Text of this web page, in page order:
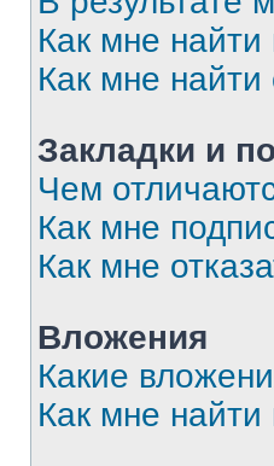
Как мне
Как мне
Закладки и
Чем
Как мне
Как мне
Вложения
Какие
Как мне